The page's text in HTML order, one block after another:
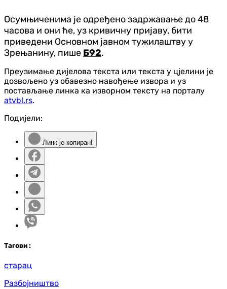
Осумњиченима је одређено задржавање до 48
часова и они ће, уз кривичну пријаву, бити
приведени Основном јавном тужилаштву у
Зрењанину, пише Б92.
Преузимање дијелова текста или текста у цјелини је
дозвољено уз обавезно навођење извора и уз
постављање линка ка изворном тексту на порталу
atvbl.rs.
Подијели:
Линк је копиран!
Тагови :
старац
Разбојништво